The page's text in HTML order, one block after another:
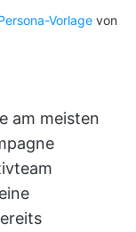
Vorlagevon
am meisten